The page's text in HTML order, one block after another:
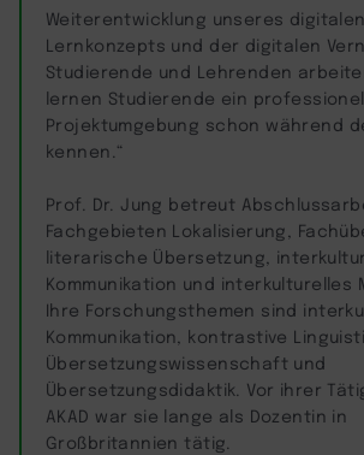
Weiterentwicklung unseres digitalen
Lernkonzepts und der digitalen
Studierende und Lehrenden
lernen Studierende ein
Projektumgebung schon während
kennen.“
Prof. Dr. Jung betreut
Fachgebieten Lokalisierung,
literarische Übersetzung,
Kommunikation und interkulturelles
Ihre Forschungsthemen sind
Kommunikation, kontrastive
Übersetzungswissenschaft und
Übersetzungsdidaktik. Vor ihrer
AKAD war sie lange als Dozentin in
Großbritannien tätig.